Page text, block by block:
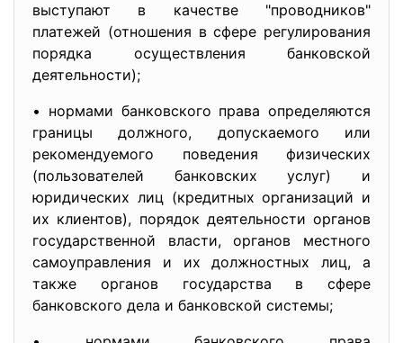
выступают в качестве "проводников"
платежей (отношения в сфере регулирования
порядка осуществления банковской
деятельности);
• нормами банковского права определяются
границы должного, допускаемого или
рекомендуемого поведения физических
(пользователей банковских услуг) и
юридических лиц (кредитных организаций и
их клиентов), порядок деятельности органов
государственной власти, органов местного
самоуправления и их должностных лиц, а
также органов государства в сфере
банковского дела и банковской системы;